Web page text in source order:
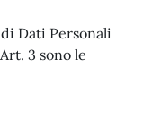
Dati Personali
3 sono le